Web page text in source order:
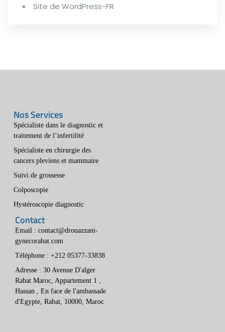
Site de WordPress-FR
Nos Services
Spécialiste dans le diagnostic et
traitement de l’infertilité
Spécialiste en chirurgie des
cancers pleviens et mammaire
Suivi de grossesse
Colposcopie
Hystéroscopie diagnostic
Contact
Email : contact@drouazzani-
gynecorabat.com
Téléphone : +212 05377-33838
Adresse : 30 Avenue D'alger
Rabat Maroc, Appartement 1 ,
Hassan , En face de l'ambassade
d'Egypte, Rabat, 10000, Maroc